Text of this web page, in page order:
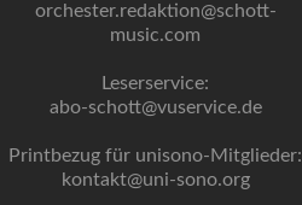
orchester.redaktion@schott-
music.com
Leserservice:
abo-schott@vuservice.de
Printbezug für unisono-Mitglieder:
kontakt@uni-sono.org